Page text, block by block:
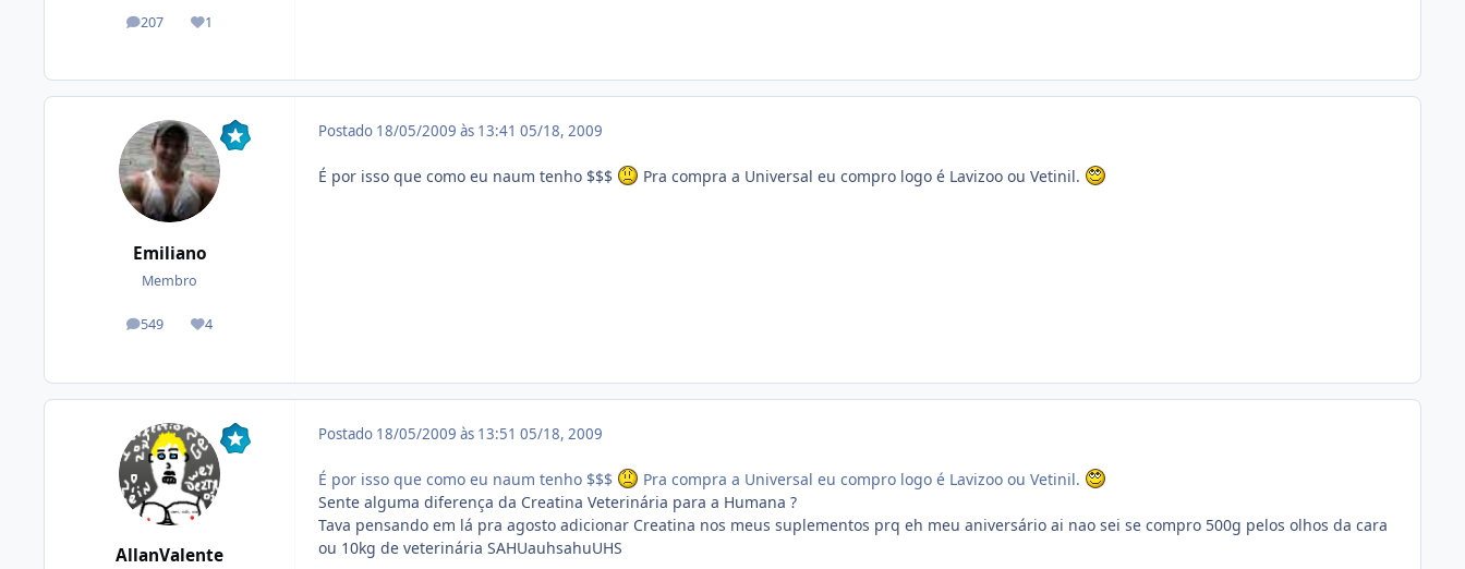
207
posts 1
Reputação
Emiliano
Membro
549
posts 4
Reputação
Postado 18/05/2009 às 13:41 05/18, 2009
É por isso que como eu naum tenho $$$ Pra compra a Universal eu compro logo é Lavizoo ou Vetinil.
AllanValente
Postado 18/05/2009 às 13:51 05/18, 2009
É por isso que como eu naum tenho $$$
Pra compra a Universal eu compro logo é Lavizoo ou Vetinil.
Sente alguma diferença da Creatina Veterinária para a Humana ?
Tava pensando em lá pra agosto adicionar Creatina nos meus suplementos prq eh meu aniversário ai nao sei se compro 500g pelos olhos da cara
ou 10kg de veterinária SAHUauhsahuUHS